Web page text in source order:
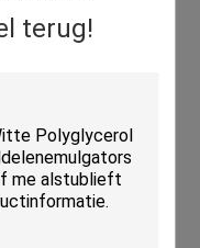
terug!